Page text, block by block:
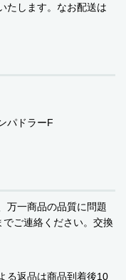
たします。なお配送は
パドラーF
万一商品の品質に問題
でご連絡ください。交換
る返品は商品到着後10